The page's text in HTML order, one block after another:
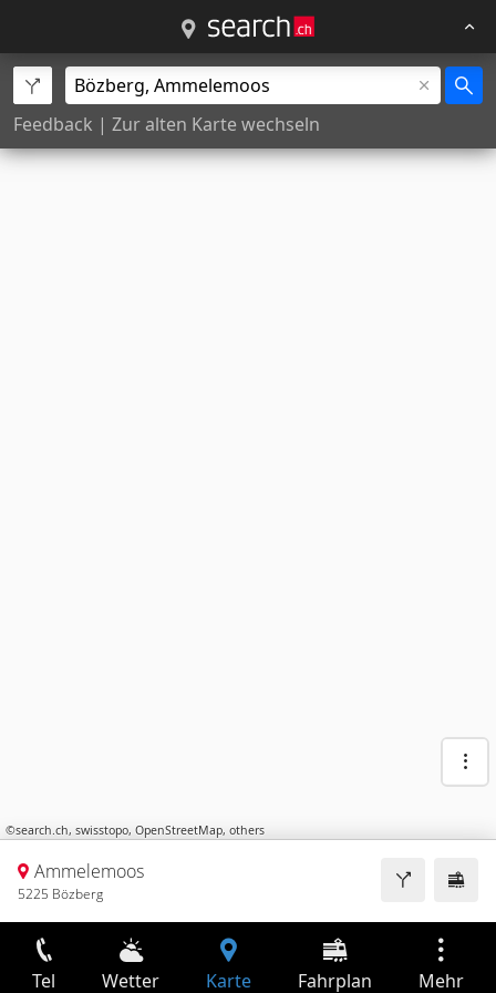
Feedback | Zur alten Karte wechseln
©search.ch, swisstopo, OpenStreetMap, others
Ammelemoos
5225 Bözberg
Tel Wetter Karte Fahrplan Mehr